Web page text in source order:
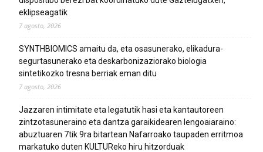
eklipseagatik
7 agosto, 2026
SYNTHBIOMICS amaitu da, eta osasunerako, elikadura-
segurtasunerako eta deskarbonizaziorako biologia
sintetikozko tresna berriak eman ditu
7 agosto, 2026
Jazzaren intimitate eta legatutik hasi eta kantautoreen
zintzotasuneraino eta dantza garaikidearen lengoaiaraino:
abuztuaren 7tik 9ra bitartean Nafarroako taupaden erritmoa
markatuko duten KULTUReko hiru hitzorduak